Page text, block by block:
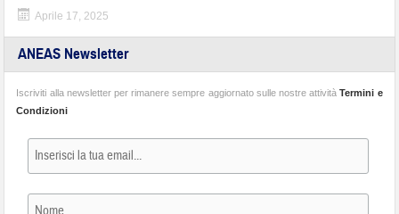
Aprile 17, 2025
ANEAS Newsletter
Iscriviti alla newsletter per rimanere sempre aggiornato sulle nostre attivitàTermini e
Condizioni